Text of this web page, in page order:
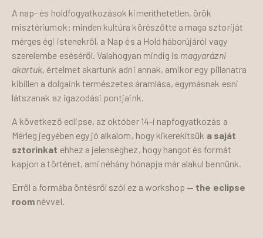
A nap- és holdfogyatkozások kimeríthetetlen, örök
misztériumok: minden kultúra körészőtte a maga sztoriját
mérges égi istenekről, a Nap és a Hold háborújáról vagy
szerelembe eséséről. Valahogyan mindig is magyarázni
akartuk, értelmet akartunk adni annak, amikor egy pillanatra
kibillen a dolgaink természetes áramlása, egymásnak esni
látszanak az igazodási pontjaink.
A következő eclipse, az október 14-i napfogyatkozás a
Mérleg jegyében egy jó alkalom, hogy kikerekítsük a saját
sztorinkat ehhez a jelenséghez, hogy hangot és formát
kapjon a történet, ami néhány hónapja már alakul bennünk.
Erről a formába öntésről szól ez a workshop — the eclipse
room névvel.